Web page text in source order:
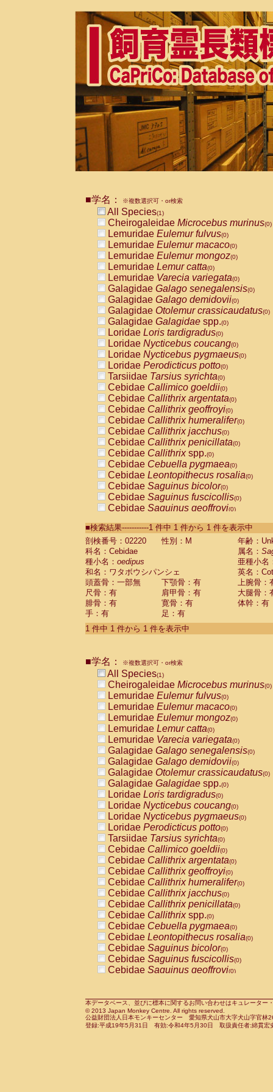
■学名： ※複数選択可・or検索
All Species(1)
Cheirogaleidae Microcebus murinus(0)
Lemuridae Eulemur fulvus(0)
Lemuridae Eulemur macaco(0)
Lemuridae Eulemur mongoz(0)
Lemuridae Lemur catta(0)
Lemuridae Varecia variegata(0)
Galagidae Galago senegalensis(0)
Galagidae Galago demidovii(0)
Galagidae Otolemur crassicaudatus(0)
Galagidae Galagidae spp.(0)
Loridae Loris tardigradus(0)
Loridae Nycticebus coucang(0)
Loridae Nycticebus pygmaeus(0)
Loridae Perodicticus potto(0)
Tarsiidae Tarsius syrichta(0)
Cebidae Callimico goeldii(0)
Cebidae Callithrix argentata(0)
Cebidae Callithrix geoffroyi(0)
Cebidae Callithrix humeralifer(0)
Cebidae Callithrix jacchus(0)
Cebidae Callithrix penicillata(0)
Cebidae Callithrixspp.(0)
Cebidae Cebuella pygmaea(0)
Cebidae Leontopithecus rosalia(0)
Cebidae Saguinus bicolor(0)
Cebidae Saguinus fuscicollis(0)
Cebidae Saguinus geoffroyi(0)
CebidaeSaguinus labiatus(0)
Cebidae Saguinus leucopus (0)
Cebidae
Cebidae
CebidaeSaguinus nigricollis (0)
Cebidae Saguinus oedipus
Cebidae Saguinus weddelli
Cebidae Saguinusspp.
Cebidae Aotus trivirgatus
Cebidae Cebus albifrons
CebidaeCebus nigrivittatus
CebidaeCebus
CebidaeSaimiri boliviensis(0)
CebidaeSaimiri sciureus(0)
AtelidaeAlouatta caraya(0)
AtelidaeAlouatta fusca(0)
AtelidaeAlouatta seniculus
AtelidaeAlouattaspp.(0)
AtelidaeAteles belzebuth(0)
AtelidaeAteles geoffroyi(0)
AtelidaeAteles paniscus(0)
AtelidaeAtelesspp.(0)
Atelidae Lagothrix lagothricha
AtelidaeLagothrix lagothricha cana
PitheciidaeCacajao calvus
PitheciidaeCallicebus cupreus
PitheciidaeCallicebus donacophilus
PitheciidaeCallicebus moloch
PitheciidaeCallicebus torquatus
PitheciidaeCallicebusspp.(0)
PitheciidaeChiropotes satanas(0)
PitheciidaePithecia monachus
PitheciidaePithecia pithecia(0)
CercopithecidaeCercocebus agilis
CercopithecidaeCercocebus
CercopithecidaeCercocebus
CercopithecidaeCercocebus
CercopithecidaeCercocebus
CercopithecidaeCercocebushybrid
CercopithecidaePapio anubis(0)
CercopithecidaePapio cynocephalus
CercopithecidaePapio hamadryas(0)
■検索結果-----------1 件中 1 件から 1 件を表示中
剖検番号：02220
性別：M
年齢：
科名：Cebidae
属名：
種小名： oedipus
亜種小名
和名：ワタボウシパンシェ
英名：
頭蓋骨：一部無
下顎骨：有
上腕骨：
尺骨：有
肩甲骨：有
大腿骨：
腓骨：有
寛骨：有
体幹：有
手：有
足：有
1 件中 1 件から 1 件を表示中
■学名： ※複数選択可・or検索
All Species(1)
Cheirogaleidae Microcebus murinus(0)
Lemuridae Eulemur fulvus(0)
Lemuridae Eulemur macaco(0)
Lemuridae Eulemur mongoz(0)
Lemuridae Lemur catta(0)
Lemuridae Varecia variegata(0)
Galagidae Galago senegalensis(0)
Galagidae Galago demidovii(0)
Galagidae Otolemur crassicaudatus(0)
Galagidae Galagidae spp.(0)
Loridae Loris tardigradus(0)
Loridae Nycticebus coucang(0)
Loridae Nycticebus pygmaeus(0)
Loridae Perodicticus potto(0)
Tarsiidae Tarsius syrichta(0)
Cebidae Callimico goeldii(0)
Cebidae Callithrix argentata(0)
Cebidae Callithrix geoffroyi(0)
Cebidae Callithrix humeralifer(0)
Cebidae Callithrix jacchus(0)
Cebidae Callithrix penicillata(0)
Cebidae Callithrixspp.(0)
Cebidae Cebuella pygmaea(0)
Cebidae Leontopithecus rosalia(0)
Cebidae Saguinus bicolor(0)
Cebidae Saguinus fuscicollis(0)
Cebidae Saguinus geoffroyi(0)
CebidaeSaguinus leucopus(0)
CebidaeSaguinus midas(0)
Cebidae Saguinus mystax(0)
本データベース、並びに標本に関するお問い合わせはキュレータ
© 2013 Japan Monkey Centre. All rights reserved.
公益財団法人日本モンキーセンター 愛知県犬山市大字犬山字官
登録:平成19年5月31日 有効:令和4年5月30日 取扱責任者:綿貫宏